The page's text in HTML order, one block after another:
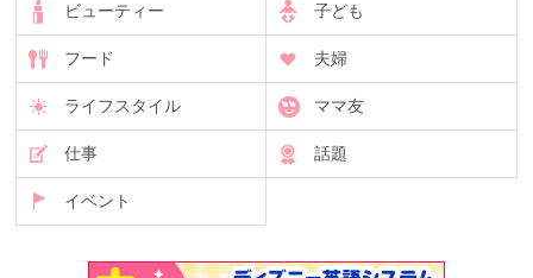
ビューティー 子ども
フード 夫婦
ライフスタイル ママ友
仕事 話題
イベント